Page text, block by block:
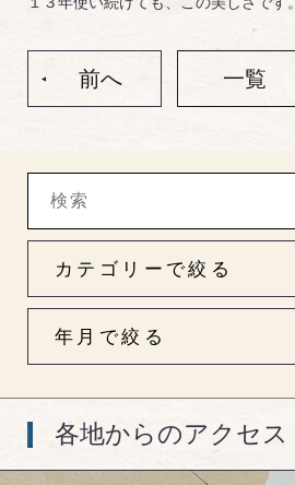
前へ 一覧
各地からのアクセス